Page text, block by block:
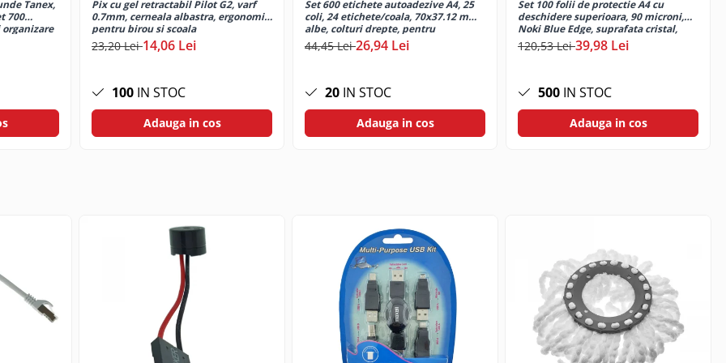
Tanex,
700
Pix cu gel retractabil Pilot G2, varf
0.7mm, cerneala albastra, ergonomic,
pentru birou si scoala
23,20 Lei14,06 Lei
100 IN STOC
Adauga in cos
Set 600 etichete autoadezive A4, 25
coli, 24 etichete/coala, 70x37.12 mm,
albe, colturi drepte, pentru
imprimante laser si inkjet, Tanex
44,45 Lei26,94 Lei
20 IN STOC
Adauga in cos
Set 100 folii de protectie A4 cu
deschidere superioara, 90 microni,
Noki Blue Edge, suprafata cristal,
perforate
120,53 Lei39,98 Lei
500 IN STOC
Adauga in cos